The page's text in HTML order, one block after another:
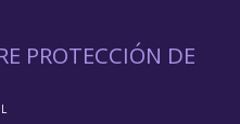
PROTECCIÓN DE